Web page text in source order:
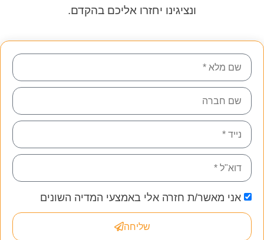
ונציגינו יחזרו אליכם בהקדם.
אני מאשר/ת חזרה אלי באמצעי המדיה השונים
שליחה